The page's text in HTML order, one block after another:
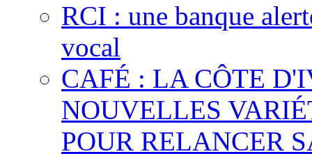
RCI : une banque
vocal
CAFÉ : LA CÔTE
NOUVELLES
POUR RELANCER